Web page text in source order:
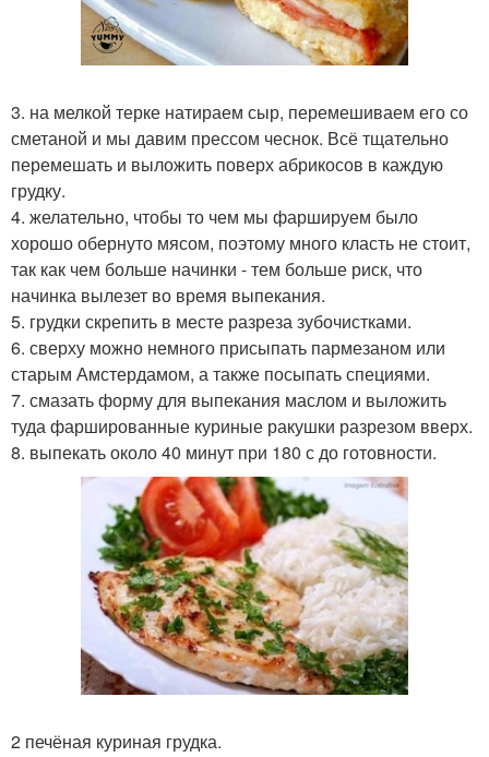
3. на мелкой терке натираем сыр, перемешиваем его со
сметаной и мы давим прессом чеснок. Всё тщательно
перемешать и выложить поверх абрикосов в каждую
грудку.
4. желательно, чтобы то чем мы фаршируем было
хорошо обернуто мясом, поэтому много класть не стоит,
так как чем больше начинки - тем больше риск, что
начинка вылезет во время выпекания.
5. грудки скрепить в месте разреза зубочистками.
6. сверху можно немного присыпать пармезаном или
старым Амстердамом, а также посыпать специями.
7. смазать форму для выпекания маслом и выложить
туда фаршированные куриные ракушки разрезом вверх.
8. выпекать около 40 минут при 180 с до готовности.
2 печёная куриная грудка.